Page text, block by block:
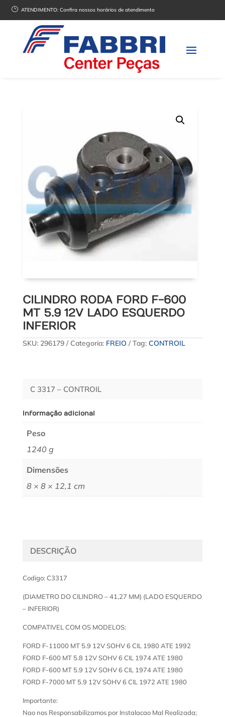
} ATENDIMENTO:Confira nossos horários de atendimento
CILINDRO RODA FORD F-600
MT 5.9 12V LADO ESQUERDO
INFERIOR
SKU: 296179 Categoria: FREIO Tag: CONTROIL
C 3317 – CONTROIL
Informação adicional
Peso
1240 g
Dimensões
8 × 8 × 12,1 cm
DESCRIÇÃO
Codigo: C3317
(DIAMETRO DO CILINDRO – 41,27 MM) (LADO ESQUERDO
– INFERIOR)
COMPATIVEL COM OS MODELOS:
FORD F-11000 MT 5.9 12V SOHV 6 CIL 1980 ATE 1992
FORD F-600 MT 5.8 12V SOHV 6 CIL 1974 ATE 1980
FORD F-600 MT 5.9 12V SOHV 6 CIL 1974 ATE 1980
FORD F-7000 MT 5.9 12V SOHV 6 CIL 1972 ATE 1980
Importante:
Nao nos Responsabilizamos por Instalacao Mal Realizada;